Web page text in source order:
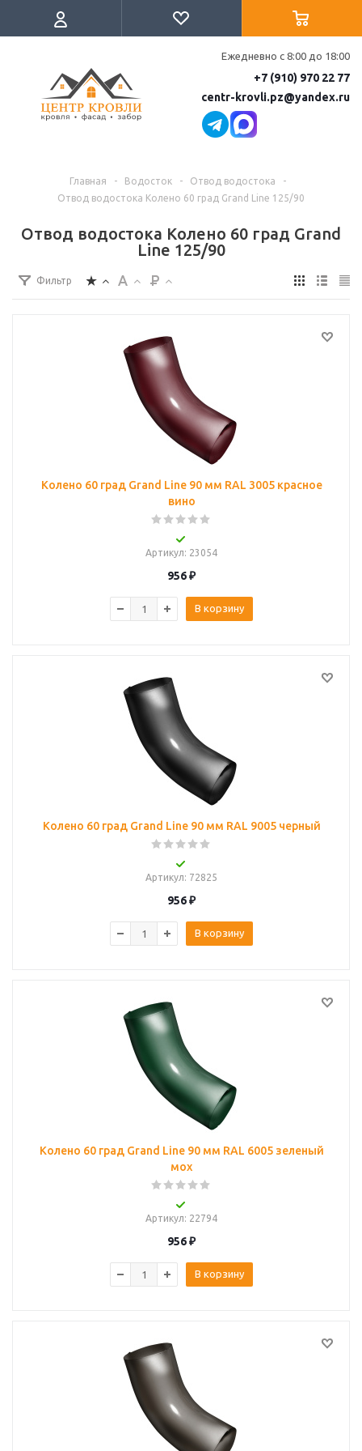
Ежедневно с 8:00 до 18:00
+7 (910) 970 22 77
centr-krovli.pz@yandex.ru
Главная - Водосток - Отвод водостока
-
Отвод водостока Колено 60 град Grand Line 125/90
Отвод водостока Колено 60 град Grand
Line 125/90
Фильтр
Колено 60 град Grand Line 90 мм RAL 3005 красное
вино
Артикул: 23054
956₽
В корзину
Колено 60 град Grand Line 90 мм RAL 9005 черный
Артикул: 72825
956₽
В корзину
Колено 60 град Grand Line 90 мм RAL 6005 зеленый
мох
Артикул: 22794
956₽
В корзину